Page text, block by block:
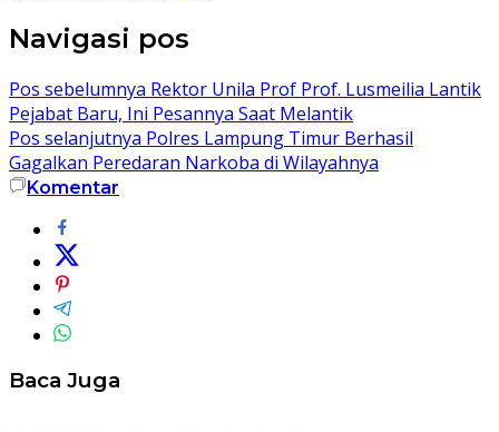
Navigasi pos
Pos sebelumnya Rektor Unila Prof Prof. Lusmeilia Lantik
Pejabat Baru, Ini Pesannya Saat Melantik
Pos selanjutnya Polres Lampung Timur Berhasil
Gagalkan Peredaran Narkoba di Wilayahnya
Komentar
Baca Juga